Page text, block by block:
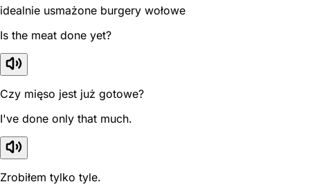
idealnie usmażone burgery wołowe
Is the meat done yet?
Czy mięso jest już gotowe?
I've done only that much.
Zrobiłem tylko tyle.